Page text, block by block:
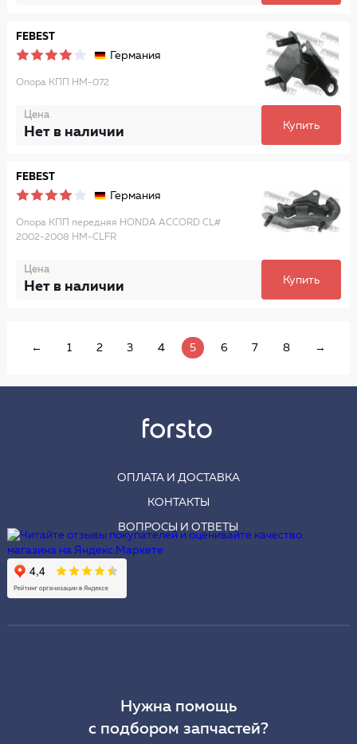
FEBEST
Германия
Опора КПП HM-072
Цена
Нет в наличии Купить
FEBEST
Германия
Опора КПП передняя HONDA ACCORD CL#
2002-2008 HM-CLFR
Цена
Нет в наличии Купить
← 1 2 3 4 5 6 7 8 →
ОПЛАТА И ДОСТАВКА
КОНТАКТЫ
ВОПРОСЫ И ОТВЕТЫ
Нужна помощь
с подбором запчастей?